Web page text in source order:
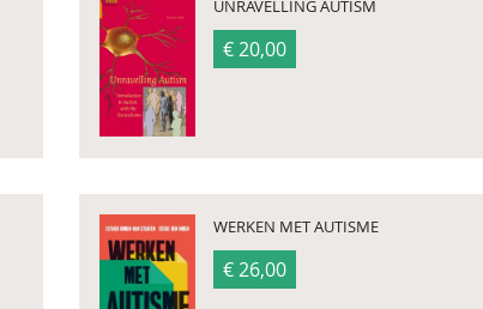
UNRAVELLING AUTISM
€ 20,00
WERKEN MET AUTISME
€ 26,00